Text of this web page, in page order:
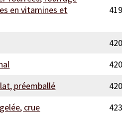
en vitamines et
419
420
420
préemballé
420
crue
423